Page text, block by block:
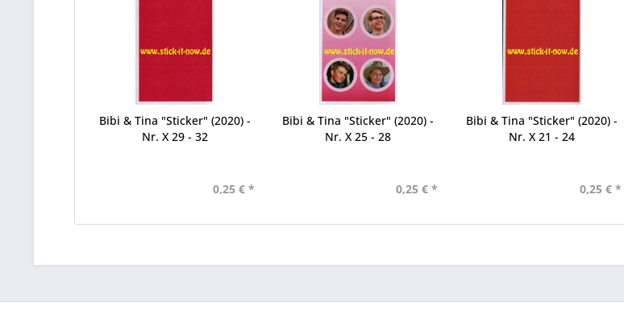
Bibi & Tina "Sticker" (2020) -
Nr. X 29 - 32
0,25 € *
Bibi & Tina "Sticker" (2020) -
Nr. X 25 - 28
0,25 € *
Bibi & Tina "Sticker" (2020) -
Nr. X 21 - 24
0,25 € *